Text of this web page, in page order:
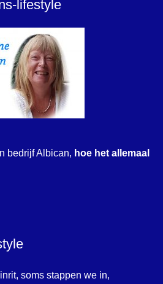
lifestyle
bedrijf Albican, hoe het allemaal
soms stappen we in,